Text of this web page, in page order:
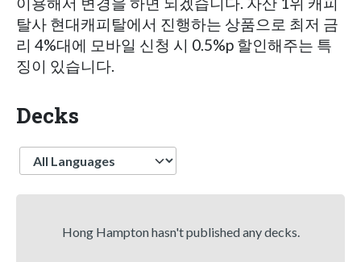
탈사 현대캐피탈에서 진행하는 상품으로 최저 금
리 4%대에 모바일 신청 시 0.5%p 할인해주는 특
징이 있습니다.
Decks
Language
Hong Hampton hasn't published any decks.